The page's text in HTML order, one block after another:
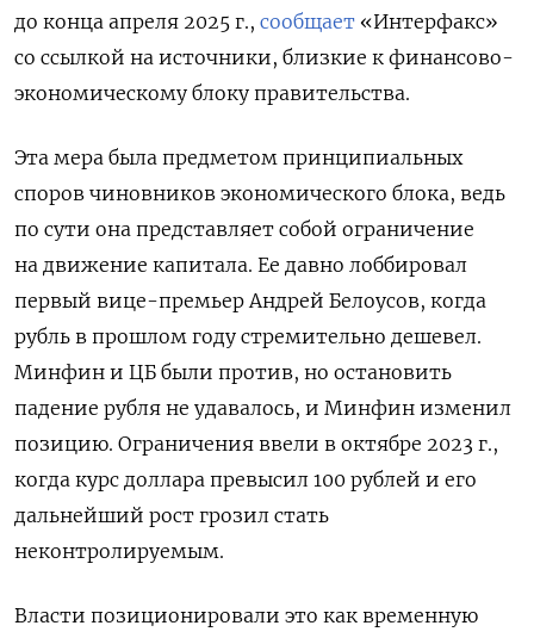
до конца апреля 2025 г., сообщает «Интерфакс»
со ссылкой на источники, близкие к финансово-
экономическому блоку правительства.
Эта мера была предметом принципиальных
споров чиновников экономического блока, ведь
по сути она представляет собой ограничение
на движение капитала. Ее давно лоббировал
первый вице-премьер Андрей Белоусов, когда
рубль в прошлом году стремительно дешевел.
Минфин и ЦБ были против, но остановить
падение рубля не удавалось, и Минфин изменил
позицию. Ограничения ввели в октябре 2023 г.,
когда курс доллара превысил 100 рублей и его
дальнейший рост грозил стать
неконтролируемым.
Власти позиционировали это как временную